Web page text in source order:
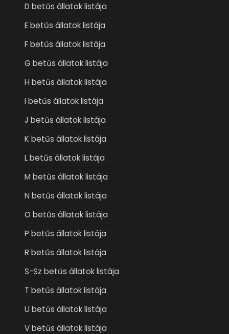
D betűs állatok listája
E betűs állatok listája
F betűs állatok listája
G betűs állatok listája
H betűs állatok listája
I betűs állatok listája
J betűs állatok listája
K betűs állatok listája
L betűs állatok listája
M betűs állatok listája
N betűs állatok listája
O betűs állatok listája
P betűs állatok listája
R betűs állatok listája
S-Sz betűs állatok listája
T betűs állatok listája
U betűs állatok listája
V betűs állatok listája